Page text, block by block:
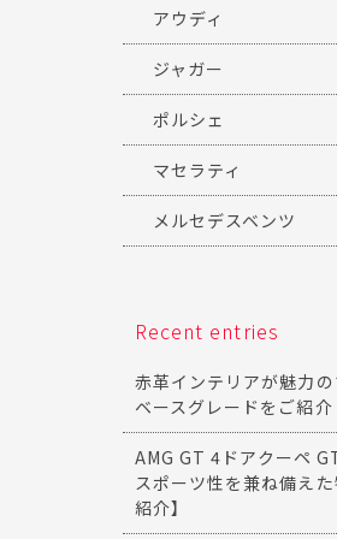
アウディ
ジャガー
ポルシェ
マセラティ
メルセデスベンツ
Recent entries
赤革インテリアが魅力
ベースグレードをご紹介
AMG GT 4ドアクーペ
スポーツ性を兼ね備え
紹介】